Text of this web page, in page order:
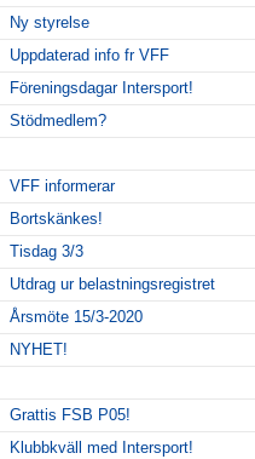
Ny styrelse
Uppdaterad info fr VFF
Föreningsdagar Intersport!
Stödmedlem?
VFF informerar
Bortskänkes!
Tisdag 3/3
Utdrag ur belastningsregistret
Årsmöte 15/3-2020
NYHET!
Grattis FSB P05!
Klubbkväll med Intersport!